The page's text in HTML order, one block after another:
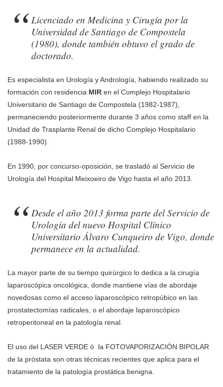
Licenciado en Medicina y Cirugía por la
Universidad de Santiago de Compostela
(1980), donde también obtuvo el grado de
doctorado.
Es especialista en Urología y Andrología, habiendo realizado su
formación con residencia MIR en el Complejo Hospitalario
Universitario de Santiago de Compostela (1982-1987),
permaneciendo posteriormente durante 3 años como staff en la
Unidad de Trasplante Renal de dicho Complejo Hospitalario
(1988-1990).
En 1990, por concurso-oposición, se trasladó al Servicio de
Urología del Hospital Meixoeiro de Vigo hasta el año 2013.
Desde el año 2013 forma parte del Servicio de
Urología del nuevo Hospital Clínico
Universitario Álvaro Cunqueiro de Vigo, donde
permanece en la actualidad.
La mayor parte de su tiempo quirúrgico lo dedica a la cirugía
laparoscópica oncológica, donde mantiene vías de abordaje
novedosas como el acceso laparoscópico retropúbico en las
prostatectomías radicales, o el abordaje laparoscópico
retroperitoneal en la patología renal.
El uso del LASER VERDE ó la FOTOVAPORIZACIÓN BIPOLAR
de la próstata son otras técnicas recientes que aplica para el
tratamiento de la patología prostática benigna.